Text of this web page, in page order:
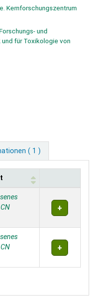
Kernforschungszentrum
und
für Toxikologie von
( 1 )